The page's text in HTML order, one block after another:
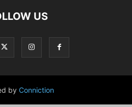
US
by Conniction